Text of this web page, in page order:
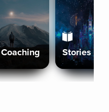
Stories